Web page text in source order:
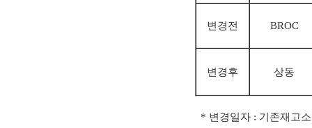
변경전 BROC
변경후 상동
* 변경일자 : 기존재고